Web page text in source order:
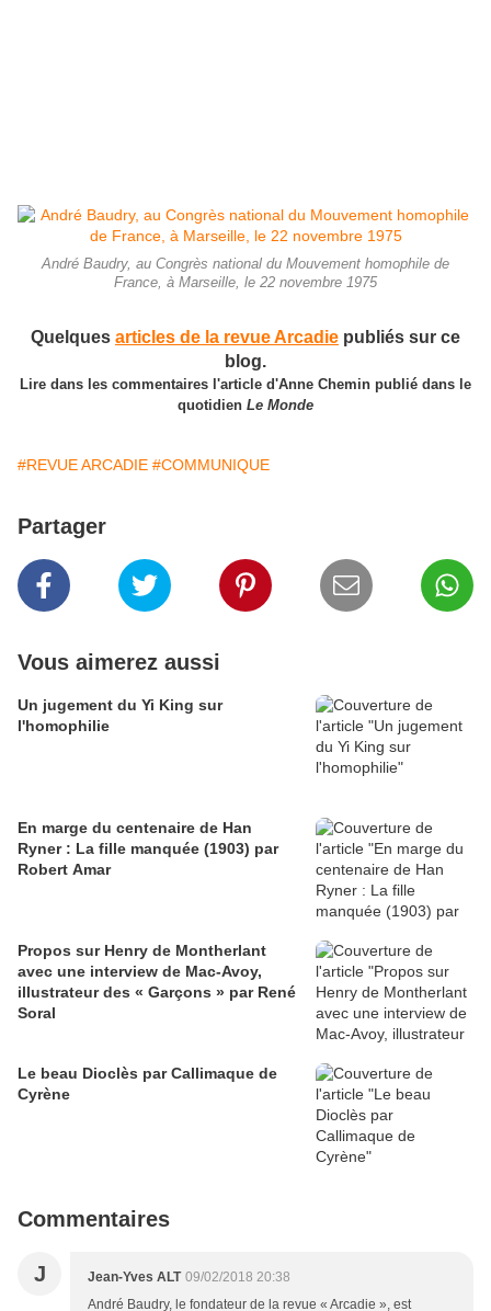
André Baudry, au Congrès national du Mouvement homophile de
France, à Marseille, le 22 novembre 1975
Quelques articles de la revue Arcadie publiés sur ce
blog.
Lire dans les commentaires l'article d'Anne Chemin publié dans le
quotidien Le Monde
#REVUE ARCADIE #COMMUNIQUE
Partager
Vous aimerez aussi
Un jugement du Yi King sur
l'homophilie
En marge du centenaire de Han
Ryner : La fille manquée (1903) par
Robert Amar
Propos sur Henry de Montherlant
avec une interview de Mac-Avoy,
illustrateur des « Garçons » par René
Soral
Le beau Dioclès par Callimaque de
Cyrène
Commentaires
J Jean-Yves ALT 09/02/2018 20:38
André Baudry, le fondateur de la revue « Arcadie », est